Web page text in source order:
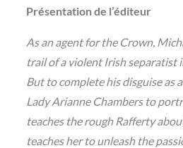
Présentation de l’éditeur
As an agent for the Crown,
trail of a violent Irish separatist
But to complete his disguise as
Lady Arianne Chambers to
teaches the rough Rafferty
teaches her to unleash the